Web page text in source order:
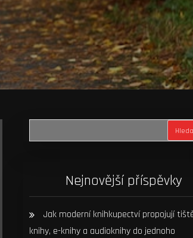
Nejnovější příspěvky
Jak moderní knihkupectví propojují
knihy, e-knihy a audioknihy do jednoho